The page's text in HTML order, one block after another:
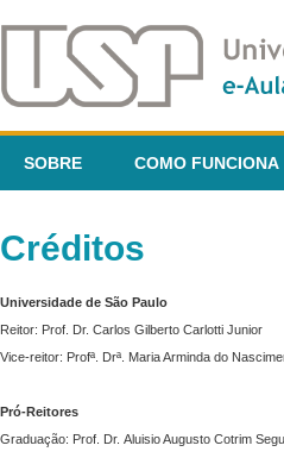
SOBRE COMO FUNCIONA
Créditos
Universidade de São Paulo
Reitor: Prof. Dr. Carlos Gilberto Carlotti Junior
Vice-reitor: Profª. Drª. Maria Arminda do
Pró-Reitores
Graduação: Prof. Dr. Aluisio Augusto Cotrim